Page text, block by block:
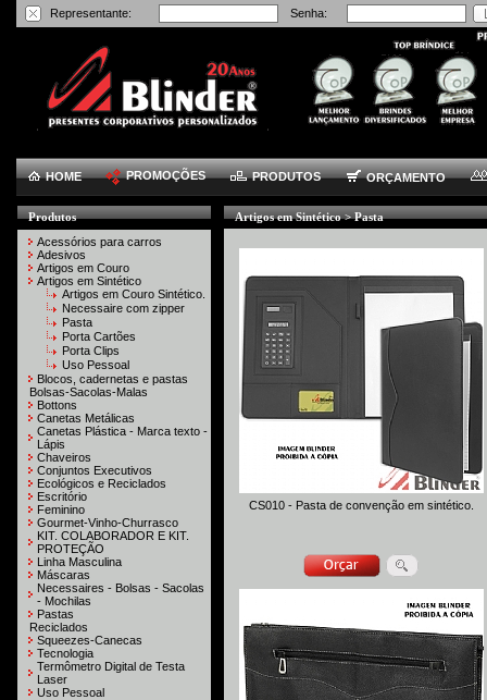
Representante: Senha:
HOME PROMOÇÕES PRODUTOS ORÇAMENTO
Produtos
Acessórios para carros
Adesivos
Artigos em Couro
Artigos em Sintético
Artigos em Couro Sintético.
Necessaire com zipper
Pasta
Porta Cartões
Porta Clips
Uso Pessoal
Blocos, cadernetas e pastas
Bolsas-Sacolas-Malas
Bottons
Canetas Metálicas
Canetas Plástica - Marca texto -
Lápis
Chaveiros
Conjuntos Executivos
Ecológicos e Reciclados
Escritório
Feminino
Gourmet-Vinho-Churrasco
KIT. COLABORADOR E KIT.
PROTEÇÃO
Linha Masculina
Máscaras
Necessaires - Bolsas - Sacolas
- Mochilas
Pastas
Reciclados
Squeezes-Canecas
Tecnologia
Termômetro Digital de Testa
Laser
Uso Pessoal
Artigos em Sintético > Pasta
CS010 - Pasta de convenção em sintético.